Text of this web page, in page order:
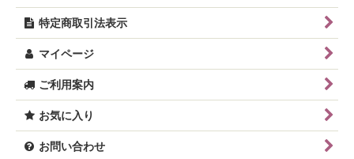
特定商取引法表示
マイページ
ご利用案内
お気に入り
お問い合わせ